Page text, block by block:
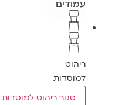
עמודים
ריהוט
למוסדות
סגור ריהוט למוסדות